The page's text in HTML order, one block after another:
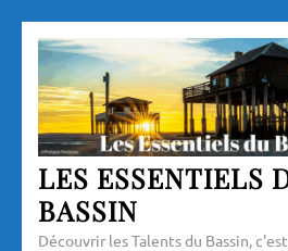
Aller
contenu
(Pressez
Entrée)
LES ESSENTIELS
BASSIN
Découvrir les Talents du Bassin,